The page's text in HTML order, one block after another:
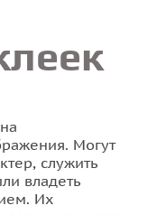
Могут
служить
владеть
Их